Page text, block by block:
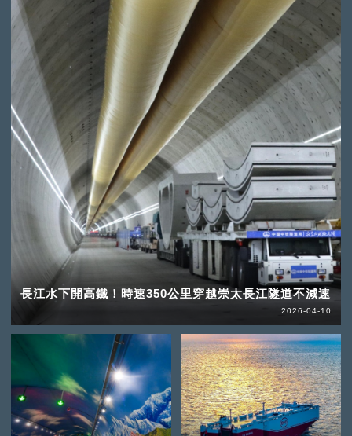
長江水下開高鐵！時速350公里穿越崇太長江隧道不減速
2026-04-10